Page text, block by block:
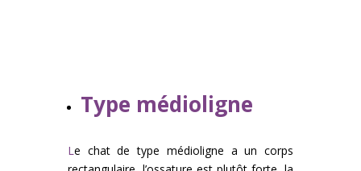
Type médioligne
Le chat de type médioligne a un corps